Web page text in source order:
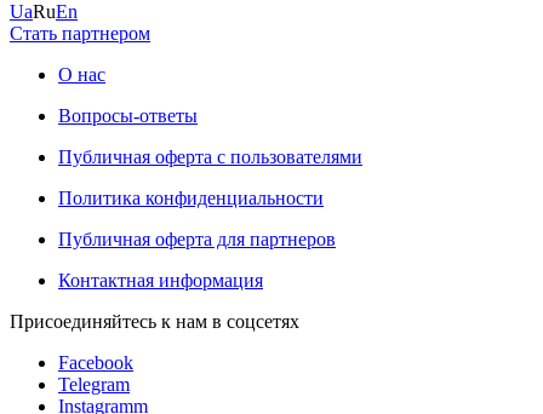
UaRuEn
Стать партнером
О нас
Вопросы-ответы
Публичная оферта с пользователями
Политика конфиденциальности
Публичная оферта для партнеров
Контактная информация
Присоединяйтесь к нам в соцсетях
Facebook
Telegram
Instagramm